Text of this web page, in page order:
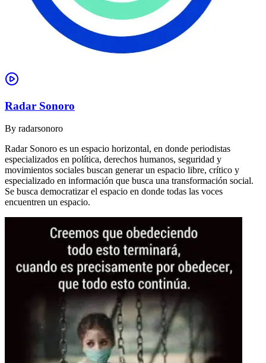
Radar Sonoro
By radarsonoro
Radar Sonoro es un espacio horizontal, en donde periodistas
especializados en política, derechos humanos, seguridad y
movimientos sociales buscan generar un espacio libre, crítico y
especializado en información que busca una transformación social.
Se busca democratizar el espacio en donde todas las voces
encuentren un espacio.